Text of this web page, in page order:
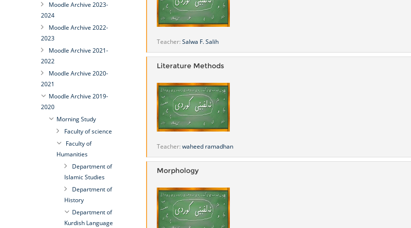
Teacher: Salwa F. Salih
Literature Methods
Teacher: waheed ramadhan
Morphology
Moodle Archive 2023-
2024
Moodle Archive 2022-
2023
Moodle Archive 2021-
2022
Moodle Archive 2020-
2021
Moodle Archive 2019-
2020
Morning Study
Faculty of science
Faculty of
Humanities
Department of
Islamic Studies
Department of
History
Department of
Kurdish Language